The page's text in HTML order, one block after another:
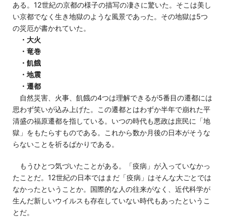
ある。12世紀の京都の様子の描写の凄さに驚いた。そこは美し
い京都でなく生き地獄のような風景であった。その地獄は5つ
の災厄が書かれていた。
・大火
・竜巻
・飢餓
・地震
・遷都
自然災害、火事、飢餓の4つは理解できるが5番目の遷都には
思わず笑いが込み上げた。この遷都とはわずか半年で崩れた平
清盛の福原遷都を指している。いつの時代も悪政は庶民に「地
獄」をもたらすものである。これから数か月後の日本がそうな
らないことを祈るばかりである。
もうひとつ気づいたことがある。「疫病」が入っていなかっ
たことだ。12世紀の日本ではまだ「疫病」はそんな大ごとでは
なかったということか。国際的な人の往来がなく、近代科学が
生んだ新しいウイルスも存在していない時代もあったというこ
とだ。